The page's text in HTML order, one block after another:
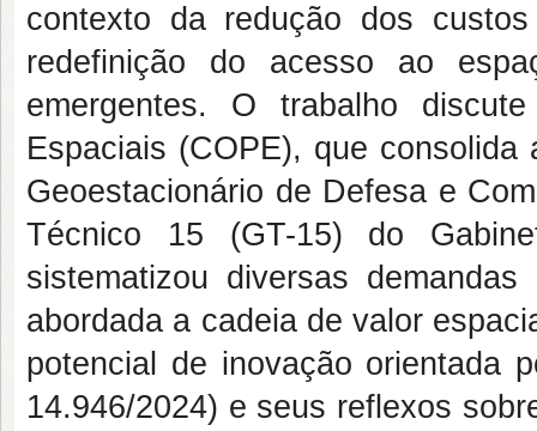
contexto da redução dos
redefinição do acesso ao
emergentes. O trabalho
Espaciais (COPE), que
Geoestacionário de Defesa e
Técnico 15 (GT-15) do
sistematizou diversas
abordada a cadeia de valor
potencial de inovação orientada
14.946/2024) e seus reflexos